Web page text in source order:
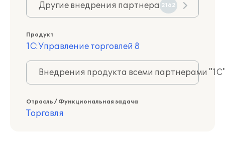
Другие внедрения партнера 2162
Продукт
1С:Управление торговлей 8
Внедрения продукта всеми партнерами
Отрасль / Функциональная задача
Торговля